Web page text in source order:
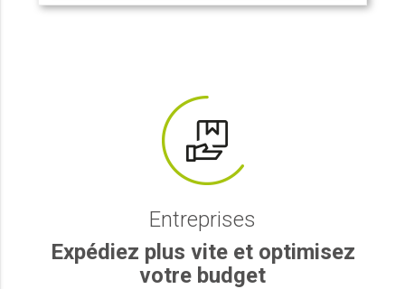
Entreprises
Expédiez plus vite et optimisez
votre budget